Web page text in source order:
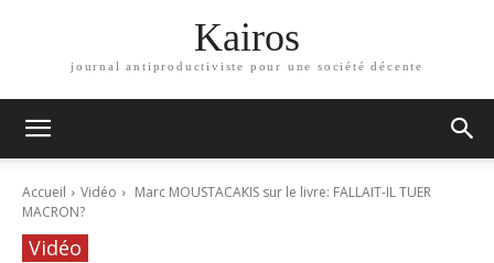
Kairos
journal antiproductiviste pour une société décente
Accueil Vidéo
Marc MOUSTACAKIS sur le livre: FALLAIT-IL TUER
MACRON?
Vidéo